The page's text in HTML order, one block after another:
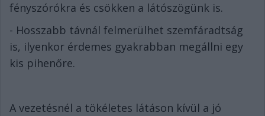
fényszórókra és csökken a látószögünk is.
- Hosszabb távnál felmerülhet szemfáradtság
is, ilyenkor érdemes gyakrabban megállni egy
kis pihenőre.
A vezetésnél a tökéletes látáson kívül a jó